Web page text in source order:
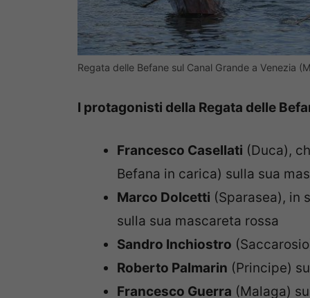
Regata delle Befane sul Canal Grande a Venezia
I protagonisti della Regata delle
Francesco Casellati (Duca),
Befana in carica) sulla sua
Marco Dolcetti (Sparasea), in
sulla sua mascareta rossa
Sandro Inchiostro
Roberto Palmarin (Principe)
Francesco Guerra (Malaga)